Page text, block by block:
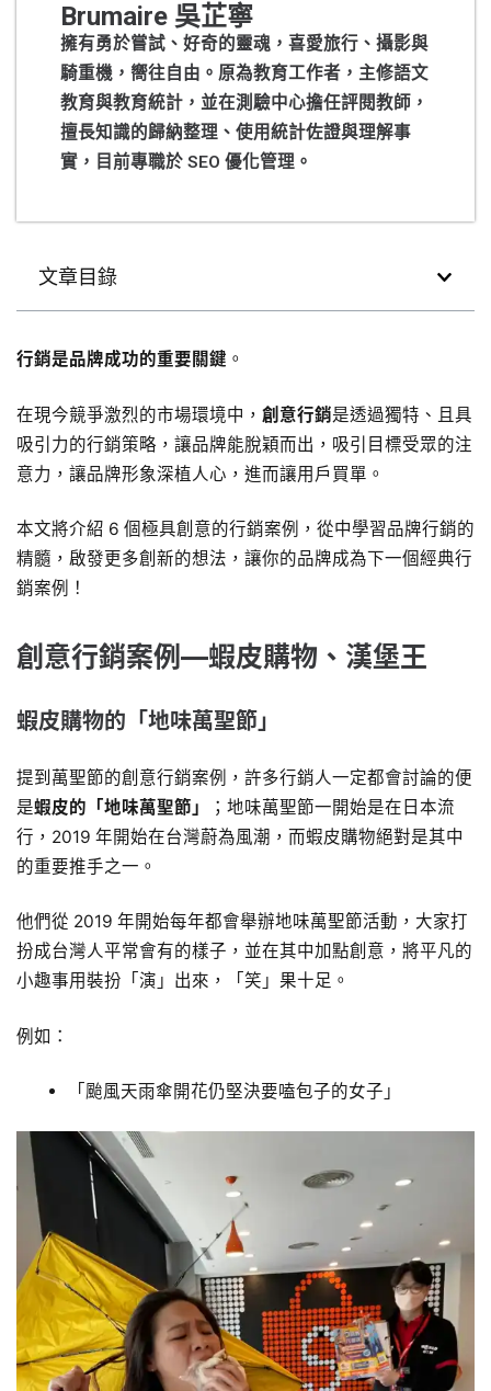
Brumaire 吳芷寧
擁有勇於嘗試、好奇的靈魂，喜愛旅行、攝影與
騎重機，嚮往自由。原為教育工作者，主修語文
教育與教育統計，並在測驗中心擔任評閱教師，
擅長知識的歸納整理、使用統計佐證與理解事
實，目前專職於 SEO 優化管理。
文章目錄
行銷是品牌成功的重要關鍵 。
在現今競爭激烈的市場環境中， 創意行銷是透過獨特、且具
吸引力的行銷策略，讓品牌能脫穎而出，吸引目標受眾的注
意力，讓品牌形象深植人心，進而讓用戶買單。
本文將介紹 6 個極具創意的行銷案例，從中學習品牌行銷的
精髓，啟發更多創新的想法，讓你的品牌成為下一個經典行
銷案例！
創意行銷案例―蝦皮購物、漢堡王
蝦皮購物的「地味萬聖節」
提到萬聖節的創意行銷案例，許多行銷人一定都會討論的便
是蝦皮的「地味萬聖節」
；地味萬聖節一開始是在日本流
行，2019 年開始在台灣蔚為風潮，而蝦皮購物絕對是其中
的重要推手之一。
他們從 2019 年開始每年都會舉辦地味萬聖節活動，大家打
扮成台灣人平常會有的樣子，並在其中加點創意，將平凡的
小趣事用裝扮「演」出來，「笑」果十足。
例如：
「颱風天雨傘開花仍堅決要嗑包子的女子」